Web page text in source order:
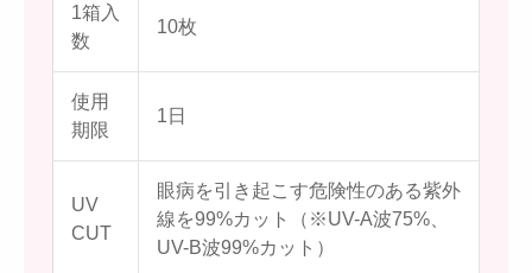
1箱入
数
10枚
使用
期限
1日
UV
CUT
眼病を引き起こす危険性のある紫外
線を99%カット（※UV-A波75%、
UV-B波99%カット）